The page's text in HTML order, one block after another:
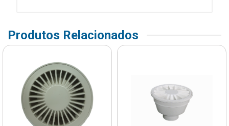
Produtos Relacionados